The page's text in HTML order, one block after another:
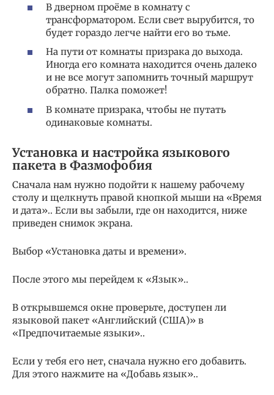
В дверном проёме в комнату с
трансформатором. Если свет вырубится, то
будет гораздо легче найти его во тьме.
На пути от комнаты призрака до выхода.
Иногда его комната находится очень далеко
и не все могут запомнить точный маршрут
обратно. Палка поможет!
В комнате призрака, чтобы не путать
одинаковые комнаты.
Установка и настройка языкового
пакета в Фазмофобия
Сначала нам нужно подойти к нашему рабочему
столу и щелкнуть правой кнопкой мыши на «Время
и дата».. Если вы забыли, где он находится, ниже
приведен снимок экрана.
Выбор «Установка даты и времени».
После этого мы перейдем к «Язык»..
В открывшемся окне проверьте, доступен ли
языковой пакет «Английский (США)» в
«Предпочитаемые языки»..
Если у тебя его нет, сначала нужно его добавить.
Для этого нажмите на «Добавь язык»..